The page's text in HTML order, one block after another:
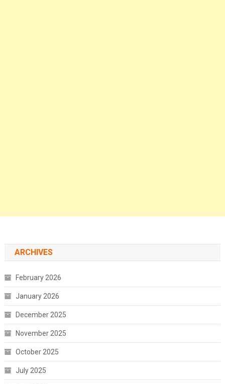
ARCHIVES
February 2026
January 2026
December 2025
November 2025
October 2025
July 2025